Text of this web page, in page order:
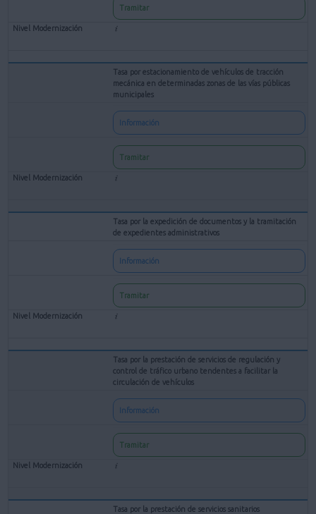
Tramitar
Tasa por estacionamiento de vehículos de tracción
mecánica en determinadas zonas de las vías públicas
municipales
Información
Tramitar
Tasa por la expedición de documentos y la tramitación
de expedientes administrativos
Información
Tramitar
Tasa por la prestación de servicios de regulación y
control de tráfico urbano tendentes a facilitar la
circulación de vehículos
Información
Tramitar
Tasa por la prestación de servicios sanitarios